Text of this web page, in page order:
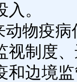
。
动物疫
视制度
和边境